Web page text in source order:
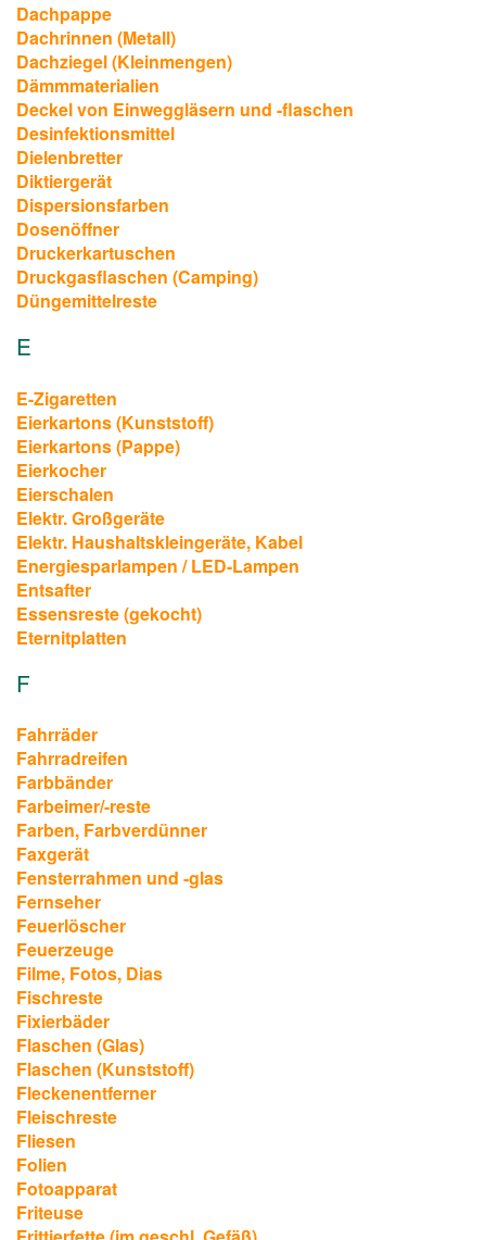
Dachpappe
Dachrinnen (Metall)
Dachziegel (Kleinmengen)
Dämmmaterialien
Deckel von Einweggläsern und -flaschen
Desinfektionsmittel
Dielenbretter
Diktiergerät
Dispersionsfarben
Dosenöffner
Druckerkartuschen
Druckgasflaschen (Camping)
Düngemittelreste
E
E-Zigaretten
Eierkartons (Kunststoff)
Eierkartons (Pappe)
Eierkocher
Eierschalen
Elektr. Großgeräte
Elektr. Haushaltskleingeräte, Kabel
Energiesparlampen / LED-Lampen
Entsafter
Essensreste (gekocht)
Eternitplatten
F
Fahrräder
Fahrradreifen
Farbbänder
Farbeimer/-reste
Farben, Farbverdünner
Faxgerät
Fensterrahmen und -glas
Fernseher
Feuerlöscher
Feuerzeuge
Filme, Fotos, Dias
Fischreste
Fixierbäder
Flaschen (Glas)
Flaschen (Kunststoff)
Fleckenentferner
Fleischreste
Fliesen
Folien
Fotoapparat
Friteuse